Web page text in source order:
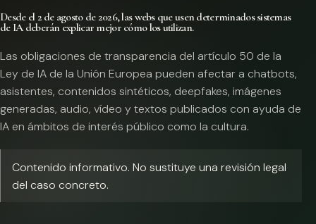
Desde el 2 de agosto de 2026, las webs que usen determinados sistemas
de IA deberán explicar mejor cómo los utilizan.
Las obligaciones de transparencia del artículo 50 de la
Ley de IA de la Unión Europea pueden afectar a chatbots,
asistentes, contenidos sintéticos, deepfakes, imágenes
generadas, audio, vídeo y textos publicados con ayuda de
IA en ámbitos de interés público como la cultura.
Contenido informativo. No sustituye una revisión legal
del caso concreto.